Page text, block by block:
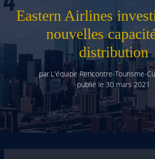
Eastern Airlines
nouvelles
distribution
parL'équipe Rencontre-Tourisme-
publié le30 mars 2021